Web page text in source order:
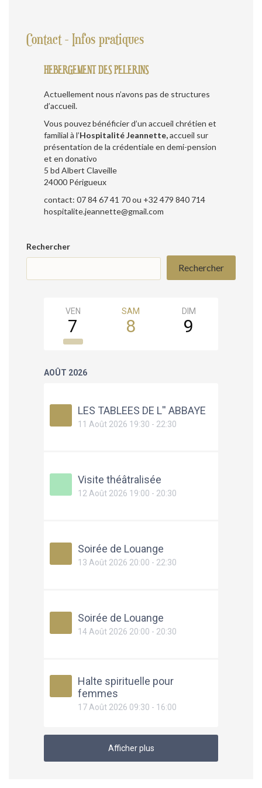
Contact - Infos pratiques
HEBERGEMENT DES PELERINS
Actuellement nous n’avons pas de structures
d’accueil.
Vous pouvez bénéficier d’un accueil chrétien et
familial à l’Hospitalité Jeannette,accueil sur
présentation de la crédentiale en demi-pension
et en donativo
5 bd Albert Claveille
24000 Périgueux
contact: 07 84 67 41 70 ou +32 479 840 714
hospitalite.jeannette@gmail.com
Rechercher
Rechercher
VEN
7
SAM
8
DIM
9
AOÛT 2026
LES TABLEES DE L'' ABBAYE
11 Août 2026 19:30 - 22:30
Visite théâtralisée
12 Août 2026 19:00 - 20:30
Soirée de Louange
13 Août 2026 20:00 - 22:30
Soirée de Louange
14 Août 2026 20:00 - 20:30
Halte spirituelle pour
femmes
17 Août 2026 09:30 - 16:00
Afficher plus